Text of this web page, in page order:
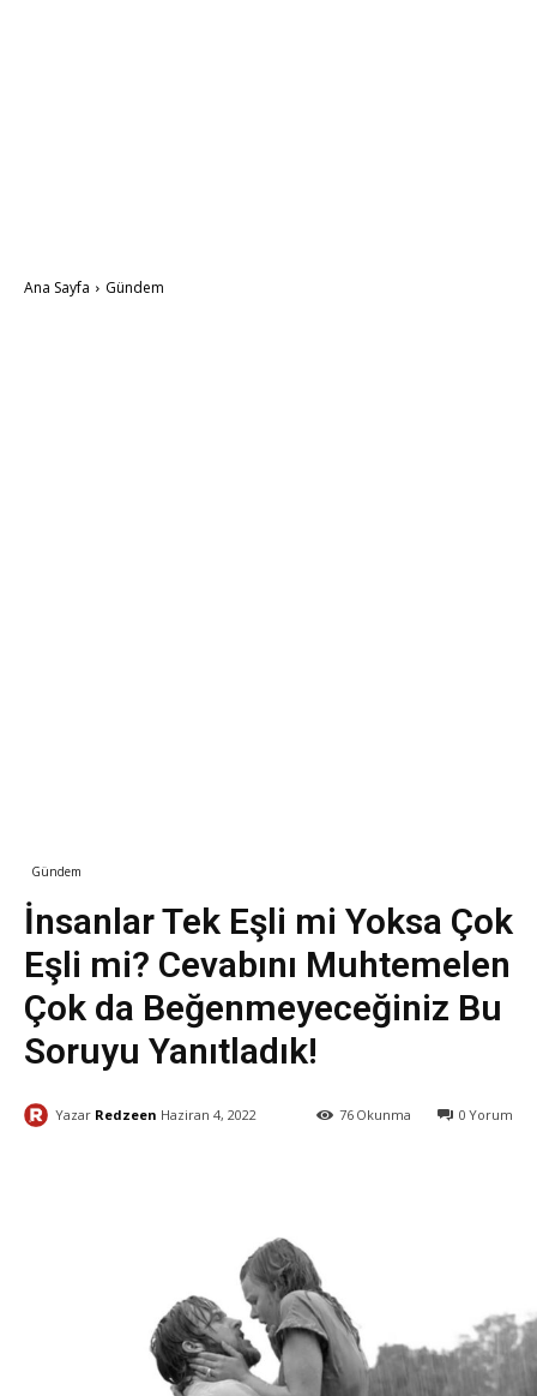
Ana Sayfa Gündem
Gündem
İnsanlar Tek Eşli mi Yoksa Çok
Eşli mi? Cevabını Muhtemelen
Çok da Beğenmeyeceğiniz Bu
Soruyu Yanıtladık!
Yazar Redzeen Haziran 4, 2022 0 Yorum
76 Okunma